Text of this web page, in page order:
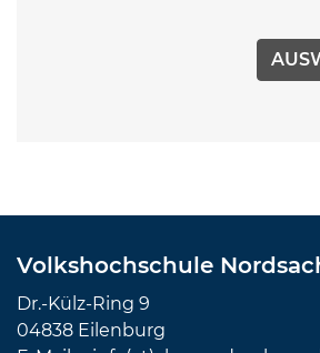
Volkshochschule
Dr.-Külz-Ring 9
04838 Eilenburg